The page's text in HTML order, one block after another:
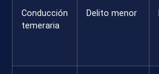
Conducción
temeraria
Delito menor